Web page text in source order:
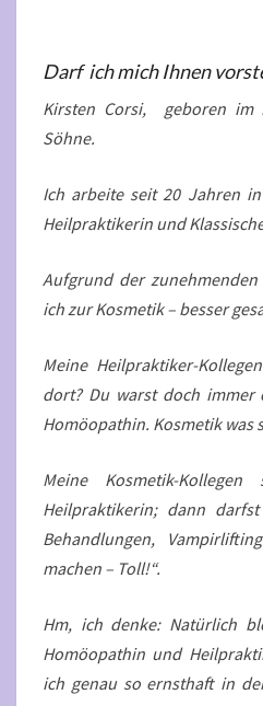
Darf ich mich Ihnen
Kirsten Corsi, geboren im
Söhne.
Ich arbeite seit 20 Jahren
Heilpraktikerin und
Aufgrund der
ich zur Kosmetik – besser
Meine Heilpraktiker-
dort? Du warst doch immer
Homöopathin. Kosmetik was
Meine Kosmetik-
Heilpraktikerin; dann
Behandlungen,
machen – Toll!“.
Hm, ich denke: Natürlich
Homöopathin und
ich genau so ernsthaft in